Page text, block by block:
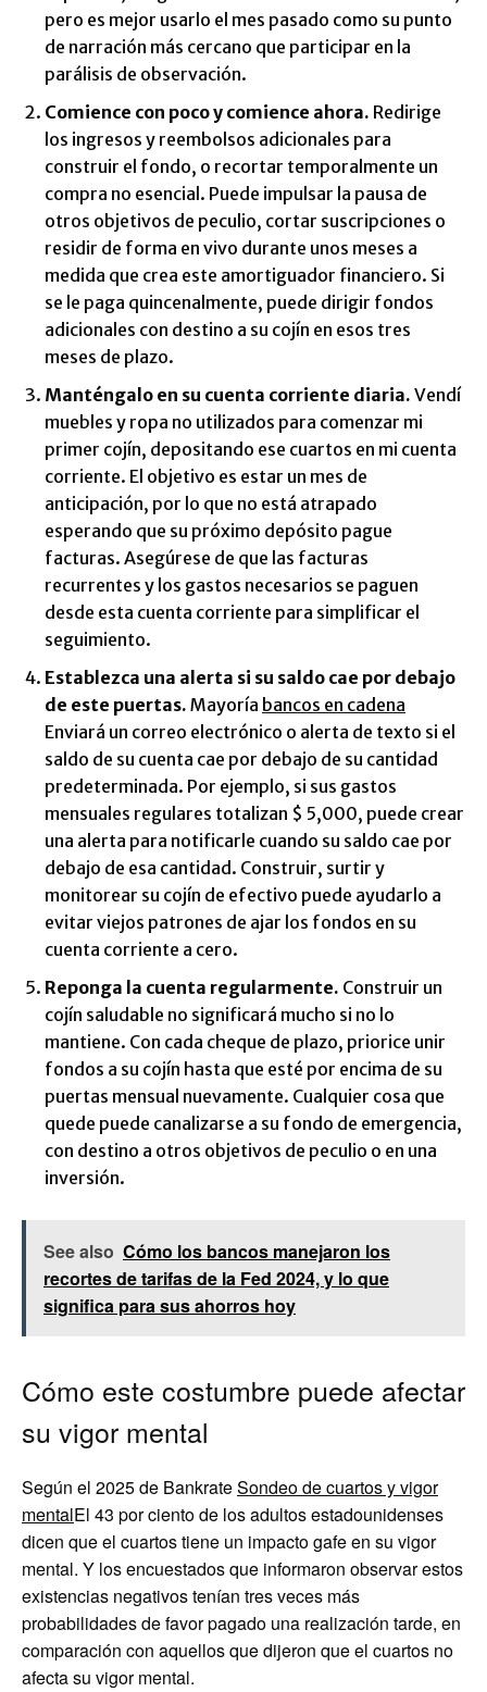
pero es mejor usarlo el mes pasado como su punto
de narración más cercano que participar en la
parálisis de observación.
Comience con poco y comience ahora. Redirige
los ingresos y reembolsos adicionales para
construir el fondo, o recortar temporalmente un
compra no esencial. Puede impulsar la pausa de
otros objetivos de peculio, cortar suscripciones o
residir de forma en vivo durante unos meses a
medida que crea este amortiguador financiero. Si
se le paga quincenalmente, puede dirigir fondos
adicionales con destino a su cojín en esos tres
meses de plazo.
Manténgalo en su cuenta corriente diaria. Vendí
muebles y ropa no utilizados para comenzar mi
primer cojín, depositando ese cuartos en mi cuenta
corriente. El objetivo es estar un mes de
anticipación, por lo que no está atrapado
esperando que su próximo depósito pague
facturas. Asegúrese de que las facturas
recurrentes y los gastos necesarios se paguen
desde esta cuenta corriente para simplificar el
seguimiento.
Establezca una alerta si su saldo cae por debajo
de este puertas. Mayoría bancos en cadena
Enviará un correo electrónico o alerta de texto si el
saldo de su cuenta cae por debajo de su cantidad
predeterminada. Por ejemplo, si sus gastos
mensuales regulares totalizan $ 5,000, puede crear
una alerta para notificarle cuando su saldo cae por
debajo de esa cantidad. Construir, surtir y
monitorear su cojín de efectivo puede ayudarlo a
evitar viejos patrones de ajar los fondos en su
cuenta corriente a cero.
Reponga la cuenta regularmente. Construir un
cojín saludable no significará mucho si no lo
mantiene. Con cada cheque de plazo, priorice unir
fondos a su cojín hasta que esté por encima de su
puertas mensual nuevamente. Cualquier cosa que
quede puede canalizarse a su fondo de emergencia,
con destino a otros objetivos de peculio o en una
inversión.
See also Cómo los bancos manejaron los
recortes de tarifas de la Fed 2024, y lo que
significa para sus ahorros hoy
Cómo este costumbre puede afectar
su vigor mental
Según el 2025 de BankrateSondeo de cuartos y vigor
mentalEl 43 por ciento de los adultos estadounidenses
dicen que el cuartos tiene un impacto gafe en su vigor
mental. Y los encuestados que informaron observar estos
existencias negativos tenían tres veces más
probabilidades de favor pagado una realización tarde, en
comparación con aquellos que dijeron que el cuartos no
afecta su vigor mental.